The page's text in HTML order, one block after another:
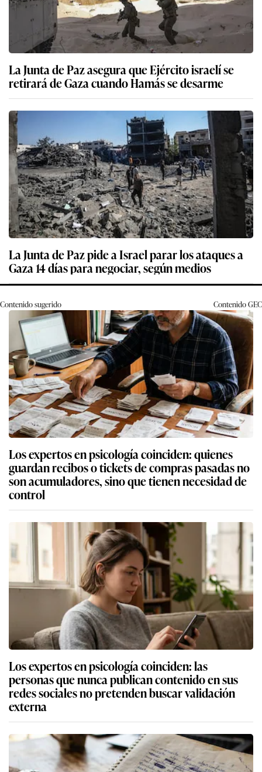
La Junta de Paz asegura que Ejército israelí se
retirará de Gaza cuando Hamás se desarme
La Junta de Paz pide a Israel parar los ataques a
Gaza 14 días para negociar, según medios
Contenido sugerido ContenidoGEC
Los expertos en psicología coinciden: quienes
guardan recibos o tickets de compras pasadas no
son acumuladores, sino que tienen necesidad de
control
Los expertos en psicología coinciden: las
personas que nunca publican contenido en sus
redes sociales no pretenden buscar validación
externa